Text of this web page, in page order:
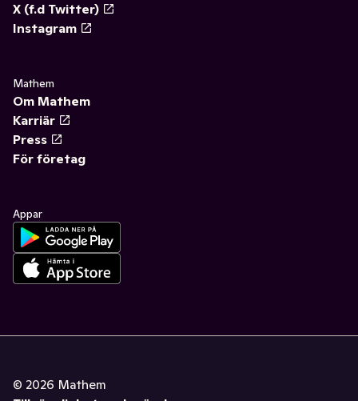
X (f.d Twitter)
Instagram
Mathem
Om Mathem
Karriär
Press
För företag
Appar
© 2026 Mathem